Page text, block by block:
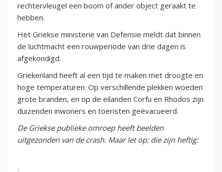
rechtervleugel een boom of ander object geraakt te
hebben.
Het Griekse ministerie van Defensie meldt dat binnen
de luchtmacht een rouwperiode van drie dagen is
afgekondigd.
Griekenland heeft al een tijd te maken met droogte en
hoge temperaturen. Op verschillende plekken woeden
grote branden, en op de eilanden Corfu en Rhodos zijn
duizenden inwoners en toeristen geëvacueerd.
De Griekse publieke omroep heeft beelden
uitgezonden van de crash. Maar let op: die zijn heftig: